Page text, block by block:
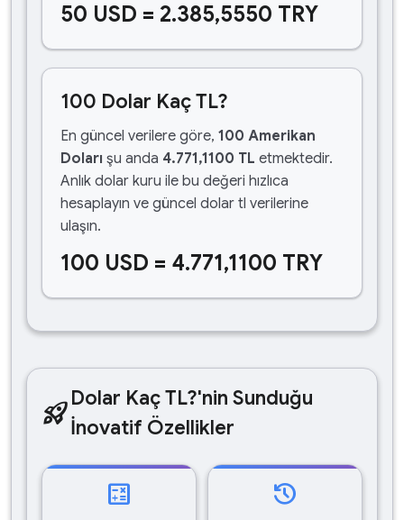
50 USD = 2.385,5550 TRY
100 Dolar Kaç TL?
En güncel verilere göre, 100 Amerikan
Doları şu anda 4.771,1100 TL etmektedir.
Anlık dolar kuru ile bu değeri hızlıca
hesaplayın ve güncel dolar tl verilerine
ulaşın.
100 USD = 4.771,1100 TRY
rocket_launchDolar Kaç TL?'nin Sunduğu
İnovatif Özellikler
calculate history